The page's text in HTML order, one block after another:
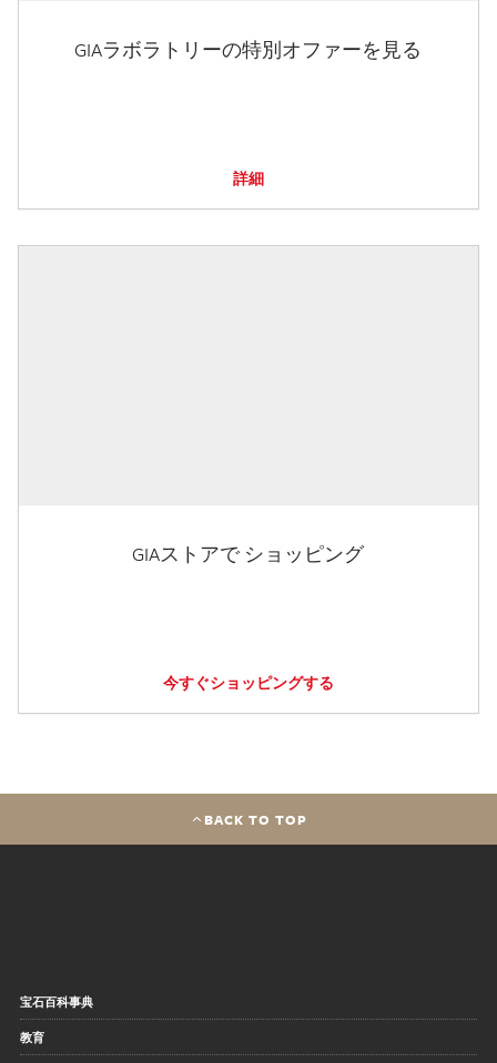
GIAラボラトリーの特別オファーを見る
詳細
GIAストアで ショッピング
今すぐショッピングする
BACK TO TOP
宝石百科事典
教育